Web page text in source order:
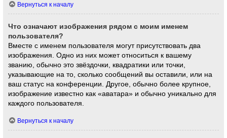
Вернуться к началу
Что означают изображения рядом с моим именем
пользователя?
Вместе с именем пользователя могут присутствовать два
изображения. Одно из них может относиться к вашему
званию, обычно это звёздочки, квадратики или точки,
указывающие на то, сколько сообщений вы оставили, или на
ваш статус на конференции. Другое, обычно более крупное,
изображение известно как «аватара» и обычно уникально для
каждого пользователя.
Вернуться к началу